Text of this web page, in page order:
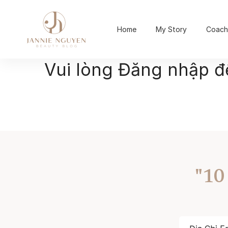
Home My Story
Vui lòng Đăng nhập
"10